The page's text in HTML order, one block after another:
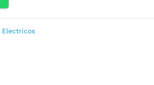
Electricos